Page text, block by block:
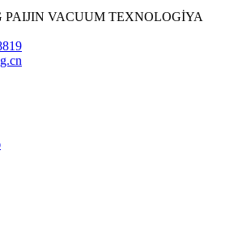
PAIJIN VACUUM TEXNOLOGİYA